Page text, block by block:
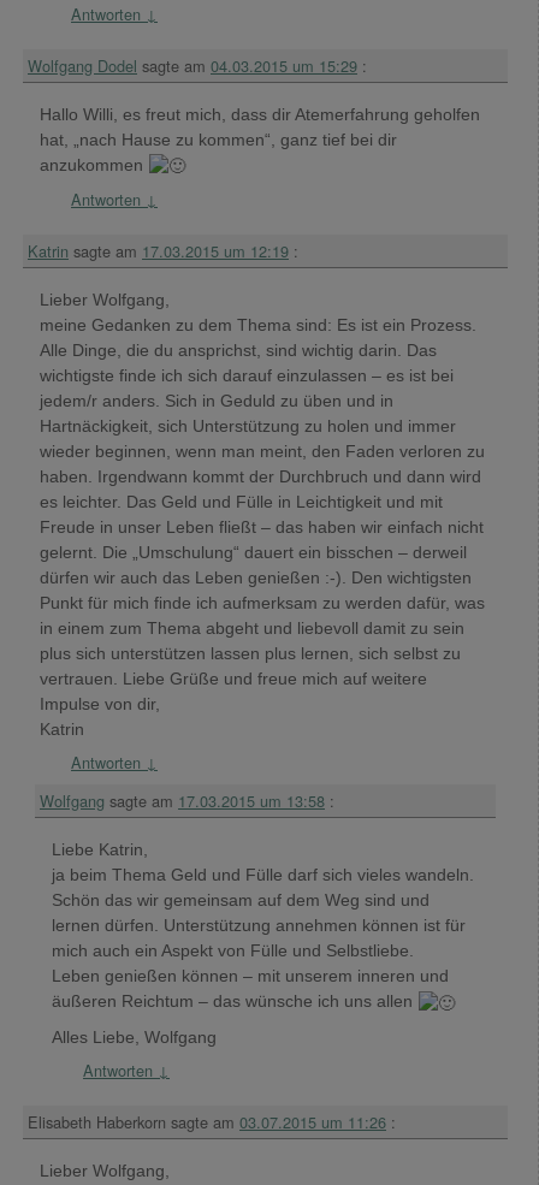
Antworten ↓
Wolfgang Dodel sagte am 04.03.2015 um 15:29 :
Hallo Willi, es freut mich, dass dir Atemerfahrung geholfen
hat, „nach Hause zu kommen“, ganz tief bei dir
anzukommen
Antworten ↓
Katrin sagte am 17.03.2015 um 12:19 :
Lieber Wolfgang,
meine Gedanken zu dem Thema sind: Es ist ein Prozess.
Alle Dinge, die du ansprichst, sind wichtig darin. Das
wichtigste finde ich sich darauf einzulassen – es ist bei
jedem/r anders. Sich in Geduld zu üben und in
Hartnäckigkeit, sich Unterstützung zu holen und immer
wieder beginnen, wenn man meint, den Faden verloren zu
haben. Irgendwann kommt der Durchbruch und dann wird
es leichter. Das Geld und Fülle in Leichtigkeit und mit
Freude in unser Leben fließt – das haben wir einfach nicht
gelernt. Die „Umschulung“ dauert ein bisschen – derweil
dürfen wir auch das Leben genießen :-). Den wichtigsten
Punkt für mich finde ich aufmerksam zu werden dafür, was
in einem zum Thema abgeht und liebevoll damit zu sein
plus sich unterstützen lassen plus lernen, sich selbst zu
vertrauen. Liebe Grüße und freue mich auf weitere
Impulse von dir,
Katrin
Antworten ↓
Wolfgang sagte am 17.03.2015 um 13:58 :
Liebe Katrin,
ja beim Thema Geld und Fülle darf sich vieles wandeln.
Schön das wir gemeinsam auf dem Weg sind und
lernen dürfen. Unterstützung annehmen können ist für
mich auch ein Aspekt von Fülle und Selbstliebe.
Leben genießen können – mit unserem inneren und
äußeren Reichtum – das wünsche ich uns allen
Alles Liebe, Wolfgang
Antworten ↓
Elisabeth Haberkorn sagte am 03.07.2015 um 11:26 :
Lieber Wolfgang,